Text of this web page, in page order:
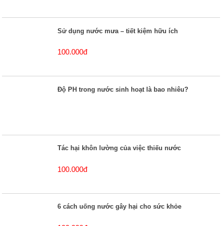
Sử dụng nước mưa – tiết kiệm hữu ích
100.000đ
Độ PH trong nước sinh hoạt là bao nhiêu?
Tác hại khôn lường của việc thiếu nước
100.000đ
6 cách uống nước gây hại cho sức khỏe